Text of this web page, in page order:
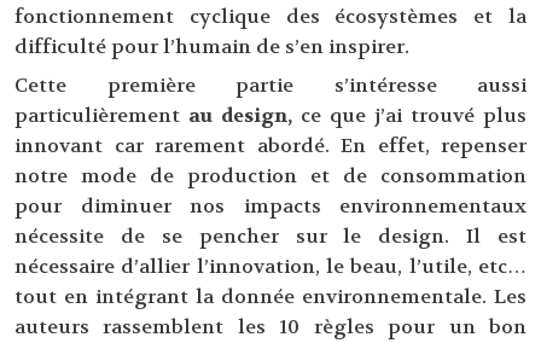
fonctionnement cyclique des écosystèmes et la
difficulté pour l’humain de s’en inspirer.
Cette première partie s’intéresse aussi
particulièrement au design, ce que j’ai trouvé plus
innovant car rarement abordé. En effet, repenser
notre mode de production et de consommation
pour diminuer nos impacts environnementaux
nécessite de se pencher sur le design. Il est
nécessaire d’allier l’innovation, le beau, l’utile, etc…
tout en intégrant la donnée environnementale. Les
auteurs rassemblent les 10 règles pour un bon